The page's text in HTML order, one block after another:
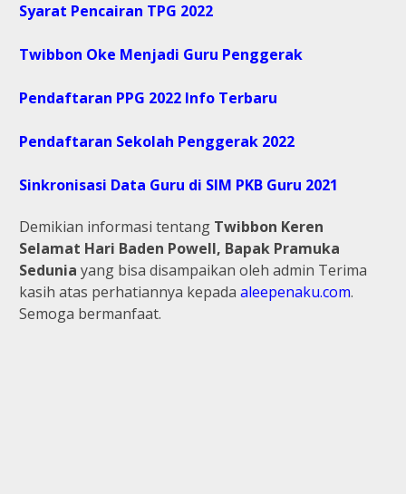
Syarat Pencairan TPG 2022
Twibbon Oke Menjadi Guru Penggerak
Pendaftaran PPG 2022 Info Terbaru
Pendaftaran Sekolah Penggerak 2022
Sinkronisasi Data Guru di SIM PKB Guru 2021
Demikian informasi tentang Twibbon Keren
Selamat Hari Baden Powell, Bapak Pramuka
Sedunia yang bisa disampaikan oleh admin Terima
kasih atas perhatiannya kepada aleepenaku.com.
Semoga bermanfaat.